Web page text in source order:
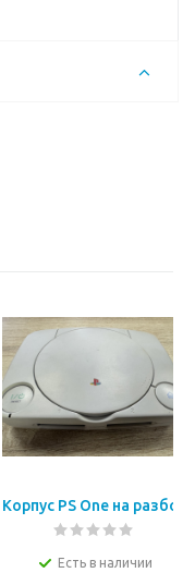
Корпус PS One на разбор
Есть в наличии